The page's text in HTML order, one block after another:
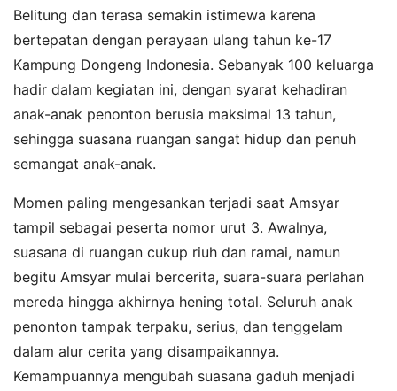
Belitung dan terasa semakin istimewa karena
bertepatan dengan perayaan ulang tahun ke-17
Kampung Dongeng Indonesia. Sebanyak 100 keluarga
hadir dalam kegiatan ini, dengan syarat kehadiran
anak-anak penonton berusia maksimal 13 tahun,
sehingga suasana ruangan sangat hidup dan penuh
semangat anak-anak.
Momen paling mengesankan terjadi saat Amsyar
tampil sebagai peserta nomor urut 3. Awalnya,
suasana di ruangan cukup riuh dan ramai, namun
begitu Amsyar mulai bercerita, suara-suara perlahan
mereda hingga akhirnya hening total. Seluruh anak
penonton tampak terpaku, serius, dan tenggelam
dalam alur cerita yang disampaikannya.
Kemampuannya mengubah suasana gaduh menjadi